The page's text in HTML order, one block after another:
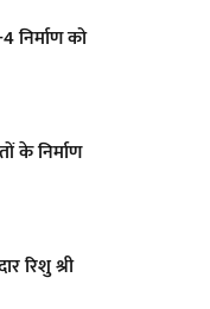
को
के निर्माण
रिशु श्री